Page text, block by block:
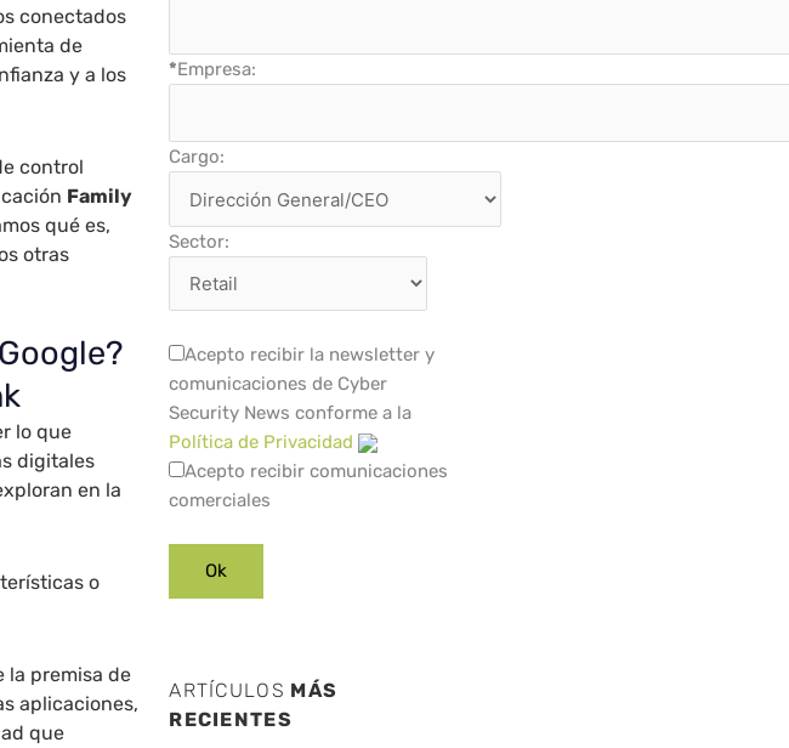
conectados
de
y a los
control
Family
qué es,
otras
lo que
digitales
en la
o
la premisa de
aplicaciones,
que
*Empresa:
Cargo:
Sector:
Acepto recibir la newsletter y
comunicaciones de Cyber
Security News conforme a la
Política de Privacidad
Acepto recibir comunicaciones
comerciales
ARTÍCULOS MÁS
RECIENTES